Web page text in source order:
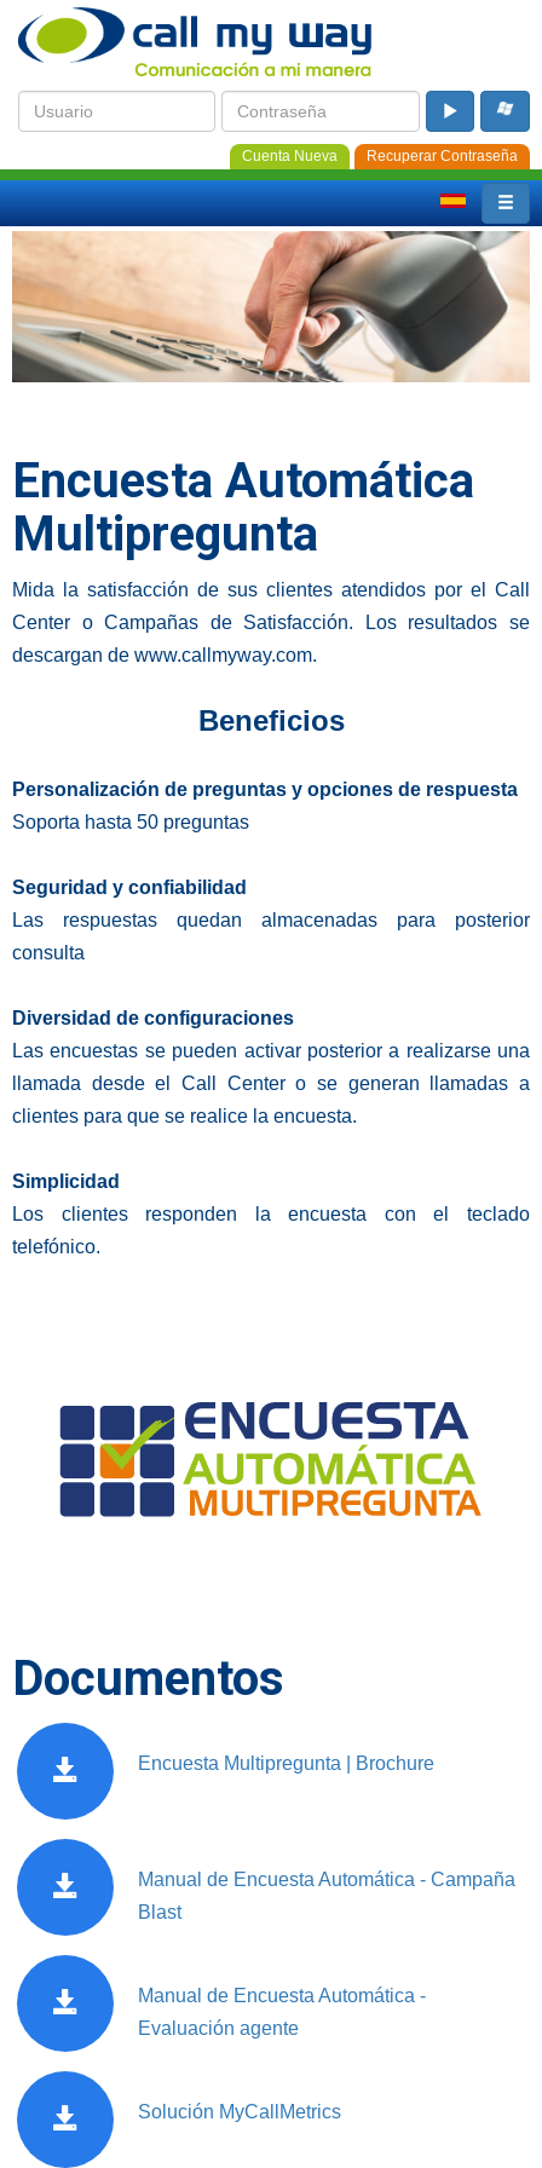
Cuenta Nueva Recuperar Contraseña
Encuesta Automática
Multipregunta
Mida la satisfacción de sus clientes atendidos por el Call
Center o Campañas de Satisfacción. Los resultados se
descargan de www.callmyway.com.
Beneficios
Personalización de preguntas y opciones de respuesta
Soporta hasta 50 preguntas
Seguridad y confiabilidad
Las respuestas quedan almacenadas para posterior
consulta
Diversidad de configuraciones
Las encuestas se pueden activar posterior a realizarse una
llamada desde el Call Center o se generan llamadas a
clientes para que se realice la encuesta.
Simplicidad
Los clientes responden la encuesta con el teclado
telefónico.
Documentos
Encuesta Multipregunta | Brochure
Manual de Encuesta Automática - Campaña
Blast
Manual de Encuesta Automática -
Evaluación agente
Solución MyCallMetrics